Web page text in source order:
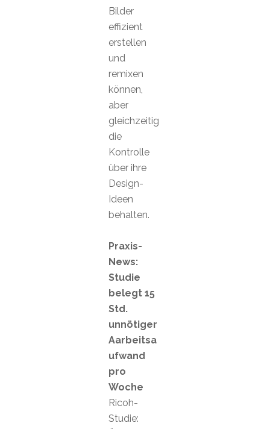
Bilder
effizient
erstellen
und
remixen
können,
aber
gleichzeitig
die
Kontrolle
über ihre
Design-
Ideen
behalten.
Praxis-
News:
Studie
belegt 15
Std.
unnötiger
Aarbeitsa
ufwand
pro
Woche
Ricoh-
Studie: